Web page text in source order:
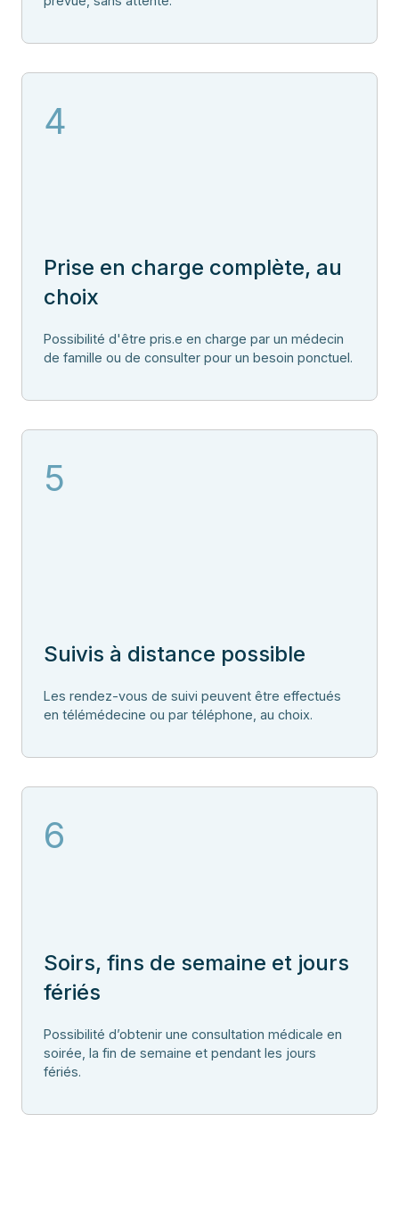
4
Prise en charge complète, au
choix
Possibilité d'être pris.e en charge par un médecin
de famille ou de consulter pour un besoin ponctuel.
5
Suivis à distance possible
Les rendez-vous de suivi peuvent être effectués
en télémédecine ou par téléphone, au choix.
6
Soirs, fins de semaine et jours
fériés
Possibilité d’obtenir une consultation médicale en
soirée, la fin de semaine et pendant les jours
fériés.